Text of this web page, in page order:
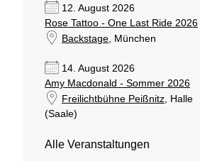
12. August 2026
Rose Tattoo - One Last Ride 2026
Backstage, München
14. August 2026
Amy Macdonald - Sommer 2026
Freilichtbühne Peißnitz, Halle
(Saale)
Alle Veranstaltungen